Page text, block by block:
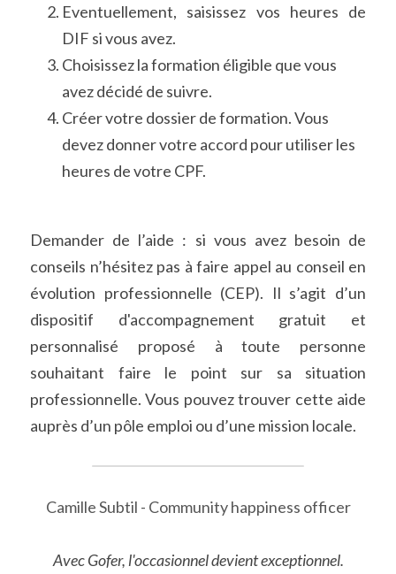
Eventuellement, saisissez vos heures de
DIF si vous avez.
Choisissez la formation éligible que vous
avez décidé de suivre.
Créer votre dossier de formation. Vous
devez donner votre accord pour utiliser les
heures de votre CPF.
Demander de l’aide : si vous avez besoin de
conseils n’hésitez pas à faire appel au conseil en
évolution professionnelle (CEP). Il s’agit d’un
dispositif d'accompagnement gratuit et
personnalisé proposé à toute personne
souhaitant faire le point sur sa situation
professionnelle. Vous pouvez trouver cette aide
auprès d’un pôle emploi ou d’une mission locale.
Camille Subtil - Community happiness officer
Avec Gofer, l'occasionnel devient exceptionnel.